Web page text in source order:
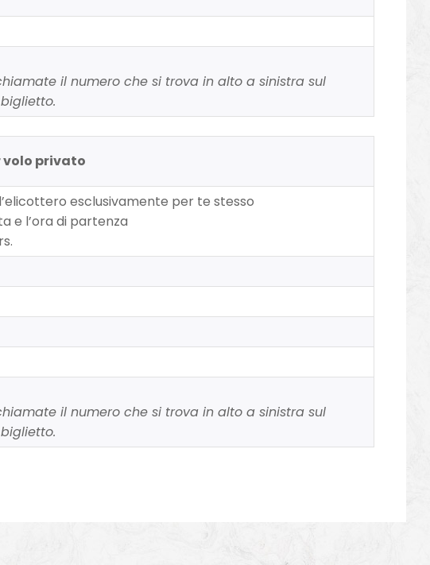
il numero che si trova in alto a sinistra sul
volo privato
esclusivamente per te stesso
e l’ora di partenza
il numero che si trova in alto a sinistra sul